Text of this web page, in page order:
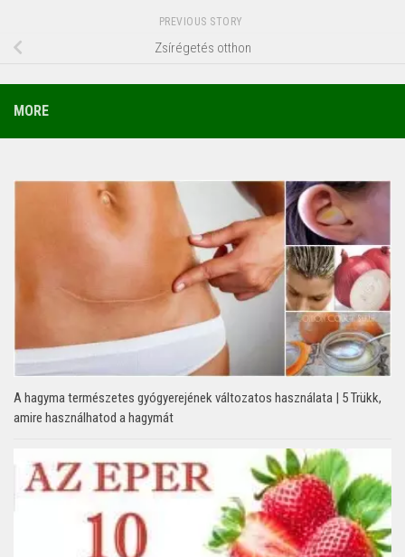
PREVIOUS STORY
Zsírégetés otthon
MORE
A hagyma természetes gyógyerejének változatos használata | 5 Trükk,
amire használhatod a hagymát